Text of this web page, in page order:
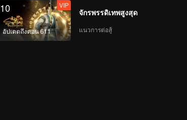
10
อัปเดตถึงตอน 611
VIP
จักรพรรดิเทพสูงสุด
แนวการต่อสู้